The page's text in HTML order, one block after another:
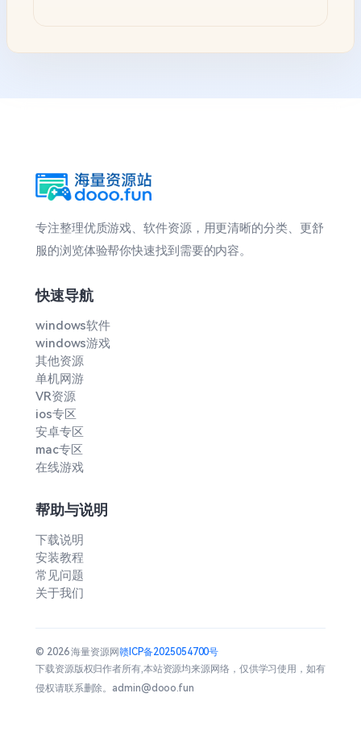
专注整理优质游戏、软件资源，用更清晰的分类、更舒
服的浏览体验帮你快速找到需要的内容。
快速导航
windows软件
windows游戏
其他资源
单机网游
VR资源
ios专区
安卓专区
mac专区
在线游戏
帮助与说明
下载说明
安装教程
常见问题
关于我们
© 2026 海量资源网赣ICP备2025054700号
下载资源版权归作者所有,本站资源均来源网络，仅供学习使用，如有
侵权请联系删除。admin@dooo.fun